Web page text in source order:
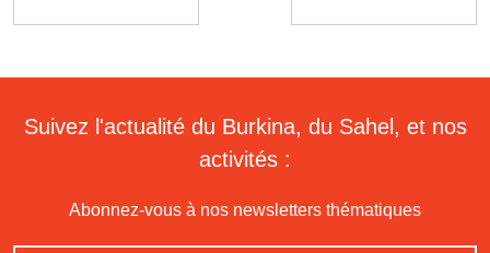
Suivez l'actualité du Burkina, du Sahel, et nos
activités :
Abonnez-vous à nos newsletters thématiques